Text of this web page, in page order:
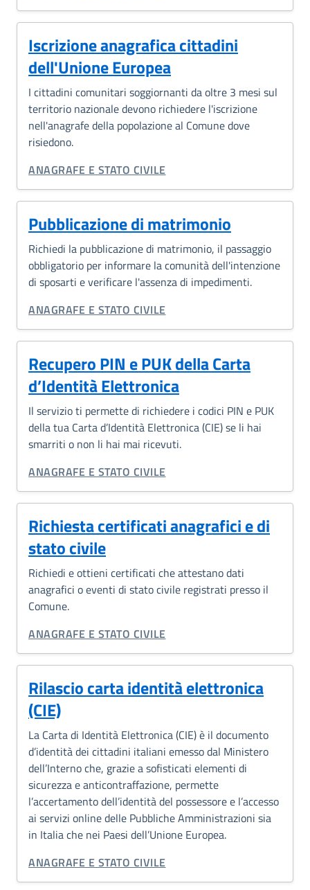
Iscrizione anagrafica cittadini
dell'Unione Europea
I cittadini comunitari soggiornanti da oltre 3 mesi sul
territorio nazionale devono richiedere l'iscrizione
nell'anagrafe della popolazione al Comune dove
risiedono.
CATEGORIA CORRELATA:
ANAGRAFE E STATO CIVILE
Pubblicazione di matrimonio
Richiedi la pubblicazione di matrimonio, il passaggio
obbligatorio per informare la comunità dell'intenzione
di sposarti e verificare l'assenza di impedimenti.
CATEGORIA CORRELATA:
ANAGRAFE E STATO CIVILE
Recupero PIN e PUK della Carta
d’Identità Elettronica
Il servizio ti permette di richiedere i codici PIN e PUK
della tua Carta d’Identità Elettronica (CIE) se li hai
smarriti o non li hai mai ricevuti.
CATEGORIA CORRELATA:
ANAGRAFE E STATO CIVILE
Richiesta certificati anagrafici e di
stato civile
Richiedi e ottieni certificati che attestano dati
anagrafici o eventi di stato civile registrati presso il
Comune.
CATEGORIA CORRELATA:
ANAGRAFE E STATO CIVILE
Rilascio carta identità elettronica
(CIE)
La Carta di Identità Elettronica (CIE) è il documento
d’identità dei cittadini italiani emesso dal Ministero
dell’Interno che, grazie a sofisticati elementi di
sicurezza e anticontraffazione, permette
l’accertamento dell’identità del possessore e l’accesso
ai servizi online delle Pubbliche Amministrazioni sia
in Italia che nei Paesi dell’Unione Europea.
CATEGORIA CORRELATA:
ANAGRAFE E STATO CIVILE